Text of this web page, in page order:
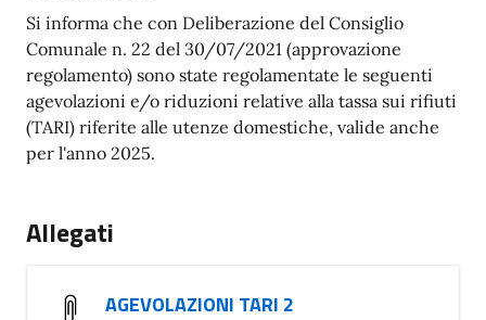
Si informa che con Deliberazione del Consiglio
Comunale n. 22 del 30/07/2021 (approvazione
regolamento) sono state regolamentate le seguenti
agevolazioni e/o riduzioni relative alla tassa sui rifiuti
(TARI) riferite alle utenze domestiche, valide anche
per l'anno 2025.
Allegati
AGEVOLAZIONI TARI 2